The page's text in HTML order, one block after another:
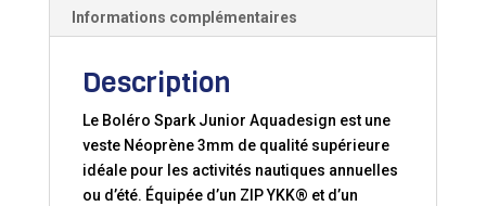
Informations complémentaires
Description
Le Boléro Spark Junior Aquadesign est une
veste Néoprène 3mm de qualité supérieure
idéale pour les activités nautiques annuelles
ou d’été. Équipée d’un ZIP YKK® et d’un